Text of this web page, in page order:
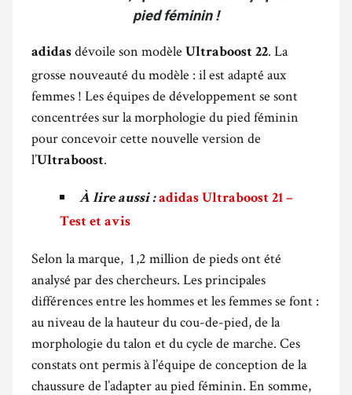
pied féminin !
adidas dévoile son modèle Ultraboost 22. La
grosse nouveauté du modèle : il est adapté aux
femmes ! Les équipes de développement se sont
concentrées sur la morphologie du pied féminin
pour concevoir cette nouvelle version de
l’Ultraboost.
À lire aussi : adidas Ultraboost 21 –
Test et avis
Selon la marque, 1,2 million de pieds ont été
analysé par des chercheurs. Les principales
différences entre les hommes et les femmes se font :
au niveau de la hauteur du cou-de-pied, de la
morphologie du talon et du cycle de marche. Ces
constats ont permis à l’équipe de conception de la
chaussure de l’adapter au pied féminin. En somme,